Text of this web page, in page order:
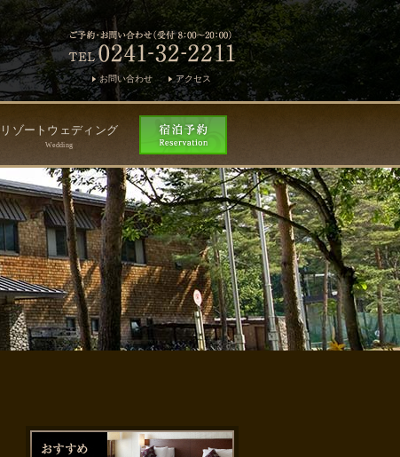
お問い合わせ アクセス
リゾートウェディング
Wedding